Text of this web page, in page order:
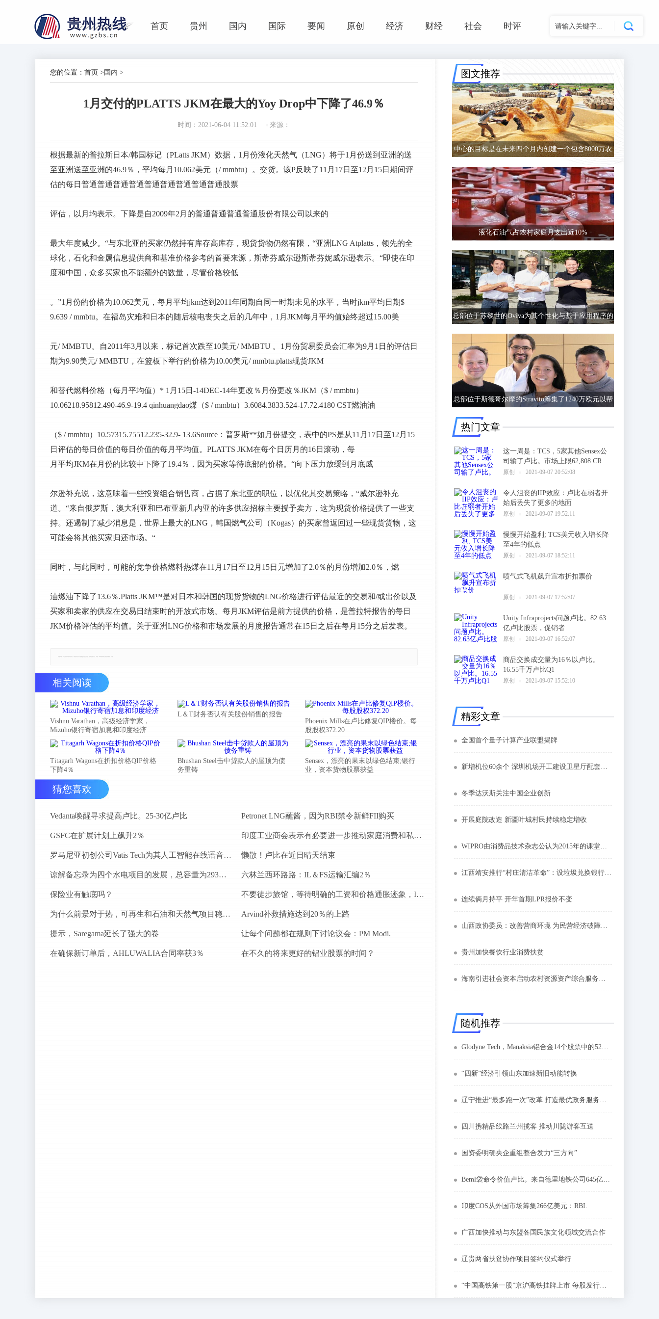
首页 贵州 国内 国际 要闻 原创 经济 财经 社会 时评
您的位置： 首页 > 国内 >
1月交付的PLATTS JKM在最大的Yoy Drop中下降了46.9％
时间：2021-06-04 11:52:01 来源：
根据最新的普拉斯日本/韩国标记（PLatts JKM）数据，1月份液化天然气（LNG）将于1月份送到亚洲的送
至亚洲送至亚洲的46.9％，平均每月10.062美元（/ mmbtu）。交货。该P反映了11月17日至12月15日期间评
估的每日普通普通普通普通普通普通普通普通普通股票
评估，以月均表示。下降是自2009年2月的普通普通普通普通股份有限公司以来的
最大年度减少。“与东北亚的买家仍然持有库存高库存，现货货物仍然有限，“亚洲LNG Atplatts，领先的全
球化，石化和金属信息提供商和基准价格参考的首要来源，斯蒂芬威尔逊斯蒂芬妮威尔逊表示。“即使在印
度和中国，众多买家也不能额外的数量，尽管价格较低
。”1月份的价格为10.062美元，每月平均jkm达到2011年同期自同一时期未见的水平，当时jkm平均日期$
9.639 / mmbtu。在福岛灾难和日本的随后核电丧失之后的几年中，1月JKM每月平均值始终超过15.00美
元/ MMBTU。自2011年3月以来，标记首次跌至10美元/ MMBTU 。1月份贸易委员会汇率为9月1日的评估日
期为9.90美元/ MMBTU，在篮板下举行的价格为10.00美元/ mmbtu.platts现货JKM
和替代燃料价格（每月平均值）* 1月15日-14DEC-14年更改％月份更改％JKM（$ / mmbtu）
10.06218.95812.490-46.9-19.4 qinhuangdao煤（$ / mmbtu）3.6084.3833.524-17.72.4180 CST燃油油
（$ / mmbtu）10.57315.75512.235-32.9- 13.6Source：普罗斯**如月份提交，表中的PS是从11月17日至12月15
日评估的每日价值的每日价值的每月平均值。PLATTS JKM在每个日历月的16日滚动，每
月平均JKM在月份的比较中下降了19.4％，因为买家等待底部的价格。“向下压力放缓到月底威
尔逊补充说，这意味着一些投资组合销售商，占据了东北亚的职位，以优化其交易策略，“威尔逊补充
道。“来自俄罗斯，澳大利亚和巴布亚新几内亚的许多供应招标主要授予卖方，这为现货价格提供了一些支
持。还遏制了减少消息是，世界上最大的LNG，韩国燃气公司（Kogas）的买家曾返回过一些现货货物，这
可能会将其他买家归还市场。“
同时，与此同时，可能的竞争价格燃料热煤在11月17日至12月15日元增加了2.0％的月份增加2.0％，燃
油燃油下降了13.6％.Platts JKM™是对日本和韩国的现货货物的LNG价格进行评估最近的交易和/或出价以及
买家和卖家的供应在交易日结束时的开放式市场。每月JKM评估是前方提供的价格，是普拉特报告的每日
JKM价格评估的平均值。关于亚洲LNG价格和市场发展的月度报告通常在15日之后在每月15分之后发表。
相关阅读
Vishnu Varathan，高级经济学家，
Mizuho银行寄宿加息和印度经济
L＆T财务否认有关股份销售的报告
Phoenix Mills在卢比修复QIP楼价。每
股股权372.20
Titagarh Wagons在折扣价格QIP价格
下降4％
Bhushan Steel击中贷款人的屋顶为债
务重铸
Sensex，漂亮的果末以绿色结束;银行
业，资本货物股票获益
猜您喜欢
Vedanta唤醒寻求提高卢比。25-30亿卢比 Petronet LNG蘸酱，因为RBI禁令新鲜FII购买
GSFC在扩展计划上飙升2％ 印度工业商会表示有必要进一步推动家庭消费和私人投资
罗马尼亚初创公司Vatis Tech为其人工智能在线语音识别平台筹集了20万欧元 懒散！卢比在近日晴天结束
谅解备忘录为四个水电项目的发展，总容量为293兆瓦 六林兰西环路路：IL＆FS运输汇编2％
保险业有触底吗？ 不要徒步旅馆，等待明确的工资和价格通胀迹象，IMF告诉喂养
为什么前景对于热，可再生和石油和天然气项目稳定？ Arvind补救措施达到20％的上路
提示，Saregama延长了强大的卷 让每个问题都在规则下讨论议会：PM Modi.
在确保新订单后，AHLUWALIA合同率获3％ 在不久的将来更好的铝业股票的时间？
图文推荐
中心的目标是在未来四个月内创建一个包含8000万农
液化石油气占农村家庭月支出近10%
总部位于苏黎世的Oviva为其个性化与基于应用程序的
总部位于斯德哥尔摩的Stravito筹集了1240万欧元以帮
热门文章
这一周是：TCS，5家其他Sensex公
司输了卢比。市场上限62,808 CR
原创 2021-09-07 20:52:08
1
令人沮丧的IIP效应：卢比在弱者开
始后丢失了更多的地面
原创 2021-09-07 19:52:11
2
慢慢开始盈利; TCS美元收入增长降
至4年的低点
原创 2021-09-07 18:52:11
3
喷气式飞机飙升宣布折扣票价
原创 2021-09-07 17:52:07
4
Unity Infraprojects问题卢比。82.63
亿卢比股票，促销者
原创 2021-09-07 16:52:07
5
商品交换成交量为16％以卢比。
16.55千万卢比Q1
原创 2021-09-07 15:52:10
6
精彩文章
全国首个量子计算产业联盟揭牌
新增机位60余个 深圳机场开工建设卫星厅配套站坪
冬季达沃斯关注中国企业创新
开展庭院改造 新疆叶城村民持续稳定增收
WIPRO由消费品技术杂志公认为2015年的课堂外包
江西靖安推行“村庄清洁革命”：设垃圾兑换银行 大数据管理
连续俩月持平 开年首期LPR报价不变
山西政协委员：改善营商环境 为民营经济破障碍筑坦途
贵州加快餐饮行业消费扶贫
海南引进社会资本启动农村资源资产综合服务平台建设
随机推荐
Glodyne Tech，Manaksia铝合金14个股票中的52周低位
“四新”经济引领山东加速新旧动能转换
辽宁推进“最多跑一次”改革 打造最优政务服务通道
四川携精品线路兰州揽客 推动川陇游客互送
国资委明确央企重组整合发力“三方向”
Beml袋命令价值卢比。来自德里地铁公司645亿卢比
印度COS从外国市场筹集266亿美元：RBI.
广西加快推动与东盟各国民族文化领域交流合作
辽贵两省扶贫协作项目签约仪式举行
“中国高铁第一股”京沪高铁挂牌上市 每股发行价4.88元